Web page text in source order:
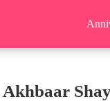
Akhbaar